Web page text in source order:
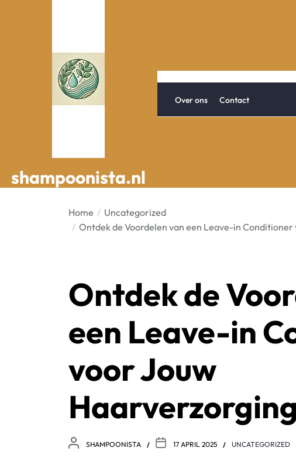
shampoonista.nl
shampoonista.nl
Over ons Contact
Home
Uncategorized
Ontdek de Voordelen van een Leave-in
Ontdek de
een Leave-in
voor Jouw
SHAMPOONISTA 17 APRIL 2025 UNCATEGORIZED